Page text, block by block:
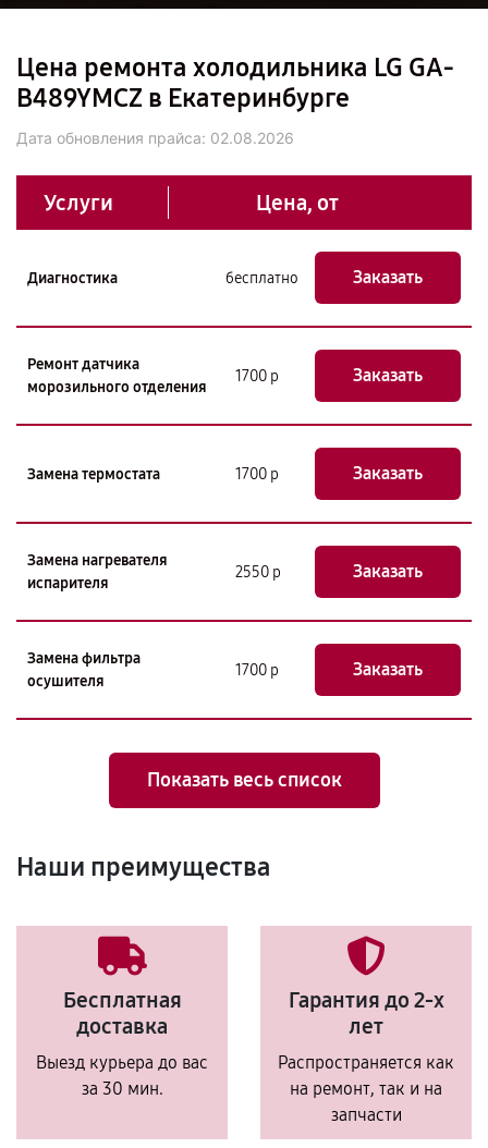
Цена ремонта холодильника LG GA-
B489YMCZ в Екатеринбурге
Дата обновления прайса: 02.08.2026
Услуги Цена, от
Диагностика бесплатно Заказать
Ремонт датчика
морозильного отделения
1700 р Заказать
Замена термостата 1700 р Заказать
Замена нагревателя
испарителя
2550 р Заказать
Замена фильтра
осушителя
1700 р Заказать
Показать весь список
Наши преимущества
Бесплатная
доставка
Выезд курьера до вас
за 30 мин.
Гарантия до 2-х
лет
Распространяется как
на ремонт, так и на
запчасти